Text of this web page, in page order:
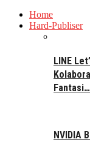
Home
Hard-Publiser
LINE
Fantasi…
NVIDIA